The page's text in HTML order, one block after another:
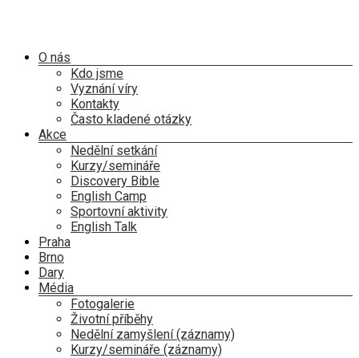
Menu O nás
Kdo jsme
Vyznání víry
Kontakty
Často kladené otázky
Akce
Nedělní setkání
Kurzy/semináře
Discovery Bible
English Camp
Sportovní aktivity
English Talk
Praha
Brno
Dary
Média
Fotogalerie
Životní příběhy
Nedělní zamyšlení (záznamy)
Kurzy/semináře (záznamy)